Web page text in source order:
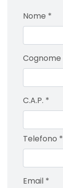
Nome *
Cognome
C.A.P. *
Telefono *
Email *